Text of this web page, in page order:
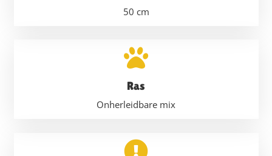
50 cm
Ras
Onherleidbare mix